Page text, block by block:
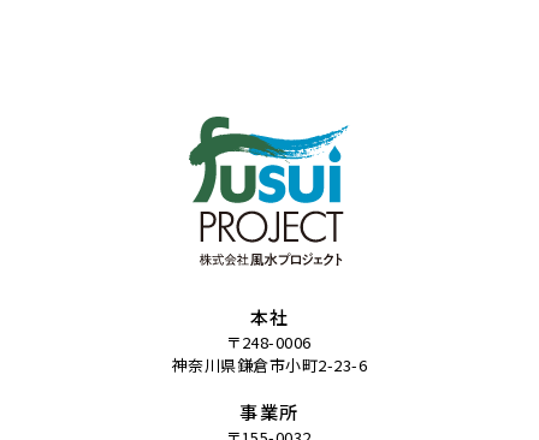
本社
〒248-0006
神奈川県鎌倉市小町2-23-6
事業所